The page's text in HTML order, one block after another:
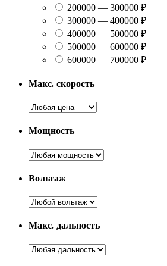
200000 — 300000 ₽
300000 — 400000 ₽
400000 — 500000 ₽
500000 — 600000 ₽
600000 — 700000 ₽
Макс. скорость
Мощность
Вольтаж
Макс. дальность